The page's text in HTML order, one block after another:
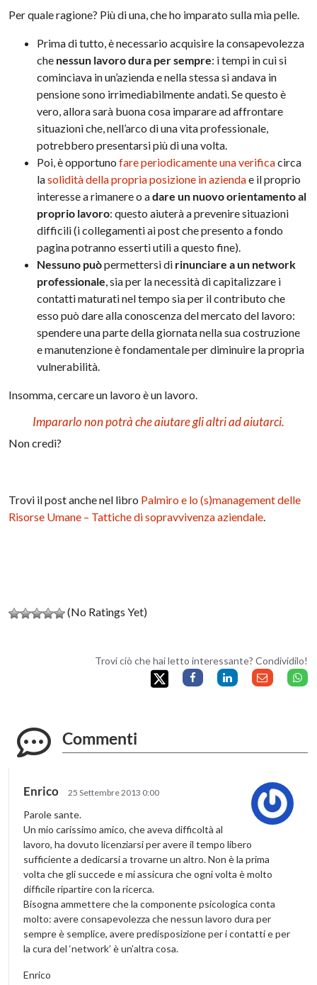
Per quale ragione? Più di una, che ho imparato sulla mia pelle.
Prima di tutto, è necessario acquisire la consapevolezza
che nessun lavoro dura per sempre: i tempi in cui si
cominciava in un’azienda e nella stessa si andava in
pensione sono irrimediabilmente andati. Se questo è
vero, allora sarà buona cosa imparare ad affrontare
situazioni che, nell’arco di una vita professionale,
potrebbero presentarsi più di una volta.
Poi, è opportunofare periodicamente una verificacirca
lasolidità della propria posizione in aziendae il proprio
interesse a rimanere o adare un nuovo orientamento al
proprio lavoro: questo aiuterà a prevenire situazioni
difficili (i collegamenti ai post che presento a fondo
pagina potranno esserti utili a questo fine).
Nessuno puòpermettersi di rinunciare a un network
professionale, sia per la necessità di capitalizzare i
contatti maturati nel tempo sia per il contributo che
esso può dare alla conoscenza del mercato del lavoro:
spendere una parte della giornata nella sua costruzione
e manutenzione è fondamentale per diminuire la propria
vulnerabilità.
Insomma, cercare un lavoro è un lavoro.
Impararlo non potrà che aiutare gli altri ad aiutarci.
Non credi?
Trovi il post anche nel libro Palmiro e lo (s)management delle
Risorse Umane – Tattiche di sopravvivenza aziendale.
(No Ratings Yet)
Trovi ciò che hai letto interessante? Condividilo!
Commenti
Enrico 25 Settembre 2013 0:00
Parole sante.
Un mio carissimo amico, che aveva difficoltà al
lavoro, ha dovuto licenziarsi per avere il tempo libero
sufficiente a dedicarsi a trovarne un altro. Non è la prima
volta che gli succede e mi assicura che ogni volta è molto
difficile ripartire con la ricerca.
Bisogna ammettere che la componente psicologica conta
molto: avere consapevolezza che nessun lavoro dura per
sempre è semplice, avere predisposizione per i contatti e per
la cura del ‘network’ è un’altra cosa.
Enrico